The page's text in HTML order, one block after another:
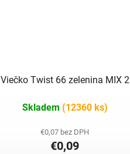
Viečko Twist 66 zelenina MIX 2
Skladem (12360 ks)
€0,07 bez DPH
€0,09